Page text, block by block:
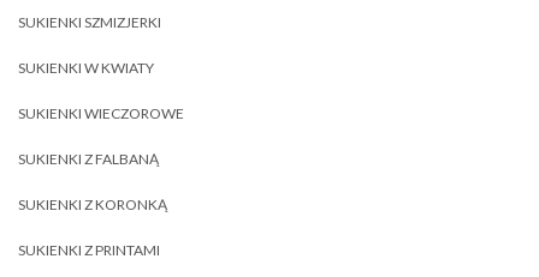
SUKIENKI SZMIZJERKI
SUKIENKI W KWIATY
SUKIENKI WIECZOROWE
SUKIENKI Z FALBANĄ
SUKIENKI Z KORONKĄ
SUKIENKI Z PRINTAMI